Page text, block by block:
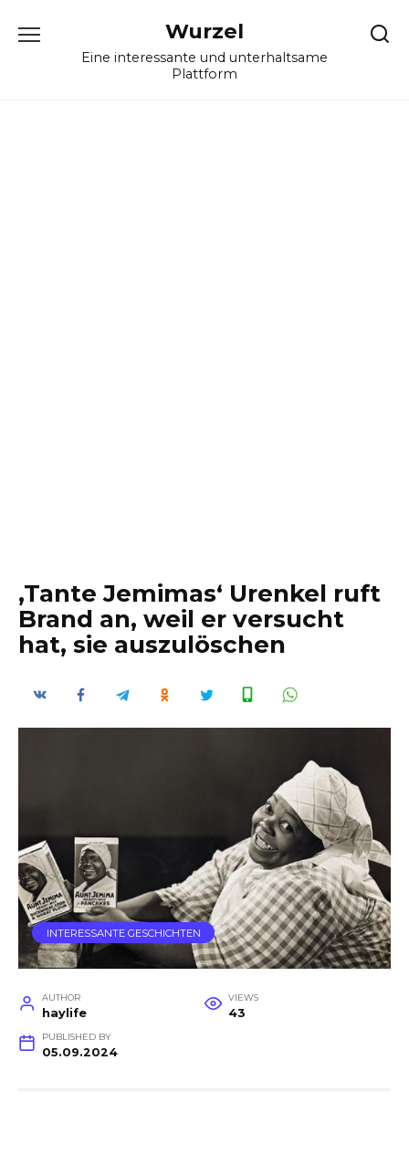
Wurzel
Eine interessante und unterhaltsame
Plattform
‚Tante Jemimas‘ Urenkel ruft
Brand an, weil er versucht
hat, sie auszulöschen
INTERESSANTE GESCHICHTEN
AUTHOR
haylife
VIEWS
43
PUBLISHED BY
05.09.2024